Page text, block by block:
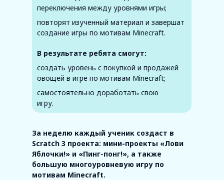
За неделю каждый ученик создаст в
Scratch 3 проекта: мини-проекты «Лови
Яблочки!» и «Пинг-понг!», а также
большую многоуровневую игру по
мотивам Minecraft.
В результате ребята смогут:
переключения между уровнями игры;
повторят изученный материал и завершат
создание игры по мотивам Minecraft.
создать уровень с покупкой и продажей
овощей в игре по мотивам Minecraft;
самостоятельно доработать свою
игру.
Вторая неделя. Создание
3D-моделей
и программирование
в среде Tinkercad
Вторая неделя. Создание
3D-моделей
и программирование в
среде Tinkercad